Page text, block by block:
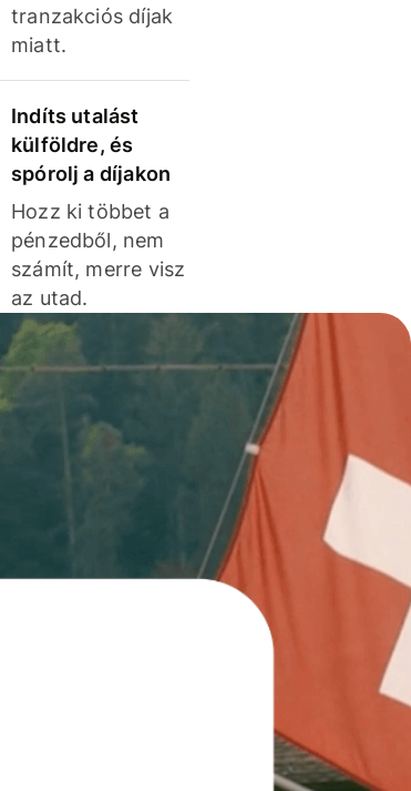
tranzakciós díjak
miatt.
Indíts utalást
külföldre, és
spórolj a díjakon
Hozz ki többet a
pénzedből, nem
számít, merre visz
az utad.